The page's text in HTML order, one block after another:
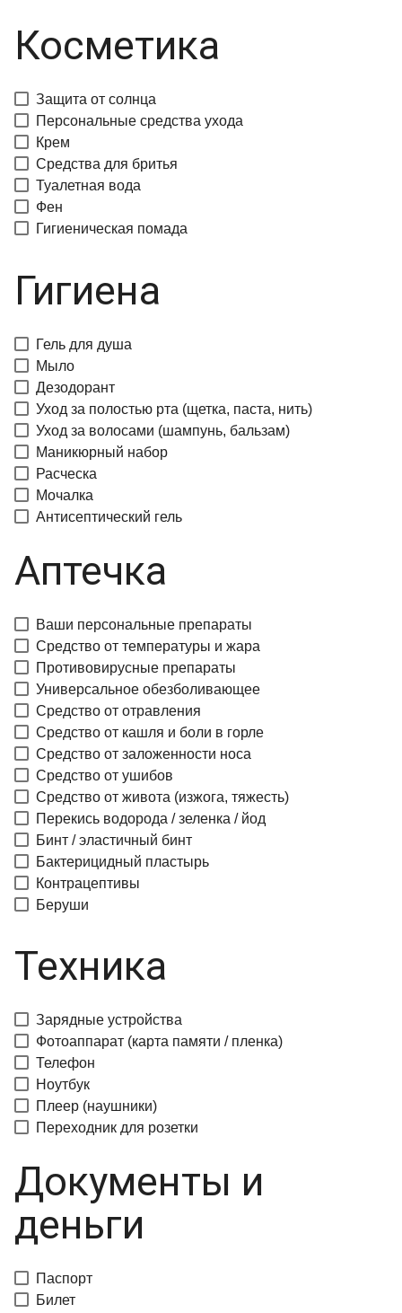
Косметика
Защита от солнца
Персональные средства ухода
Крем
Средства для бритья
Туалетная вода
Фен
Гигиеническая помада
Гигиена
Гель для душа
Мыло
Дезодорант
Уход за полостью рта (щетка, паста, нить)
Уход за волосами (шампунь, бальзам)
Маникюрный набор
Расческа
Мочалка
Антисептический гель
Аптечка
Ваши персональные препараты
Средство от температуры и жара
Противовирусные препараты
Универсальное обезболивающее
Средство от отравления
Средство от кашля и боли в горле
Средство от заложенности носа
Средство от ушибов
Средство от живота (изжога, тяжесть)
Перекись водорода / зеленка / йод
Бинт / эластичный бинт
Бактерицидный пластырь
Контрацептивы
Беруши
Техника
Зарядные устройства
Фотоаппарат (карта памяти / пленка)
Телефон
Ноутбук
Плеер (наушники)
Переходник для розетки
Документы и
деньги
Паспорт
Билет